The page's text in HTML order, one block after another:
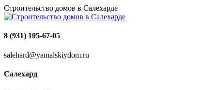
Строительство домов в Салехарде
8 (931) 105-67-05
salehard@yamalskiydom.ru
Салехард